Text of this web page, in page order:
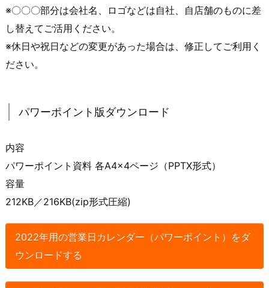
※〇〇〇部分は会社名、ロゴなどは自社、自店舗のものに差
し替えてご活用ください。
※休日や祝日などの変更があった場合は、修正してご利用く
ださい。
パワーポイント版ダウンロード
内容
パワーポイント資料 各A4×4ページ（PPTX形式）
容量
212KB／216KB(zip形式圧縮)
2022年用の営業日カレンダー（パワーポイント）をダ
ウンロードする